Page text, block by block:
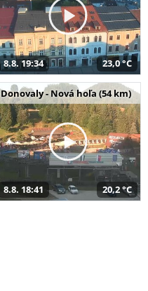
8.8. 19:34 23,0 °C
Donovaly - Nová hoľa (54 km)
8.8. 18:41 20,2 °C